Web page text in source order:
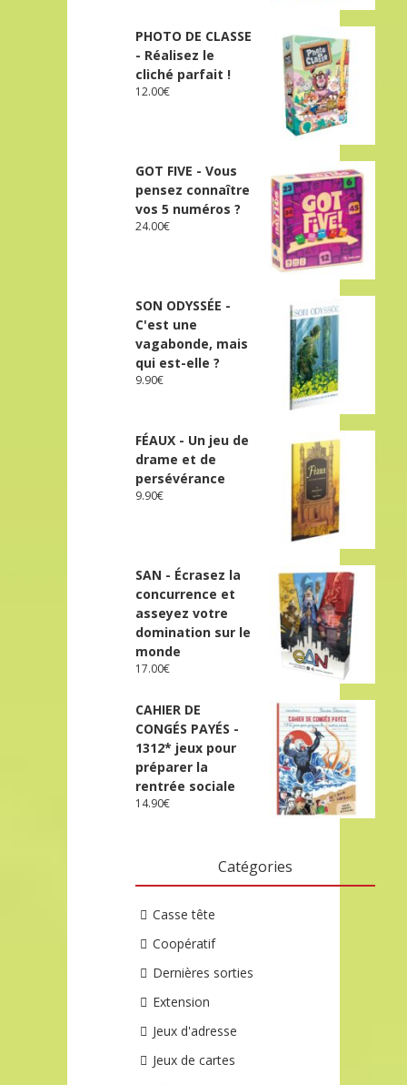
PHOTO DE CLASSE
- Réalisez le
cliché parfait !
12.00€
GOT FIVE - Vous
pensez connaître
vos 5 numéros ?
24.00€
SON ODYSSÉE -
C'est une
vagabonde, mais
qui est-elle ?
9.90€
FÉAUX - Un jeu de
drame et de
persévérance
9.90€
SAN - Écrasez la
concurrence et
asseyez votre
domination sur le
monde
17.00€
CAHIER DE
CONGÉS PAYÉS -
1312* jeux pour
préparer la
rentrée sociale
14.90€
Catégories
Casse tête
Coopératif
Dernières sorties
Extension
Jeux d'adresse
Jeux de cartes